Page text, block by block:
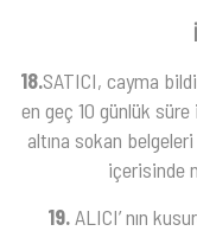
18.SATICI, cayma
en geç 10 günlük
altına sokan
içerisinde
19. ALICI’ nın